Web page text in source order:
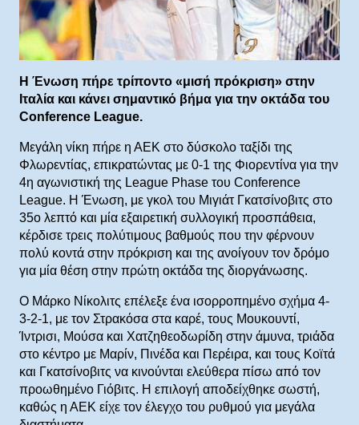
Η Ένωση πήρε τρίποντο «μισή πρόκριση» στην
Ιταλία και κάνει σημαντικό βήμα για την οκτάδα του
Conference League.
Μεγάλη νίκη πήρε η ΑΕΚ στο δύσκολο ταξίδι της
Φλωρεντίας, επικρατώντας με 0-1 της Φιορεντίνα για την
4η αγωνιστική της League Phase του Conference
League. Η Ένωση, με γκολ του Μιγιάτ Γκατσίνοβιτς στο
35ο λεπτό και μία εξαιρετική συλλογική προσπάθεια,
κέρδισε τρεις πολύτιμους βαθμούς που την φέρνουν
πολύ κοντά στην πρόκριση και της ανοίγουν τον δρόμο
για μία θέση στην πρώτη οκτάδα της διοργάνωσης.
Ο Μάρκο Νίκολιτς επέλεξε ένα ισορροπημένο σχήμα 4-
3-2-1, με τον Στρακόσα στα καρέ, τους Μουκουντί,
Ίντρισι, Μούσα και Χατζηθεοδωρίδη στην άμυνα, τριάδα
στο κέντρο με Μαρίν, Πινέδα και Περέιρα, και τους Κοϊτά
και Γκατσίνοβιτς να κινούνται ελεύθερα πίσω από τον
προωθημένο Γιόβιτς. Η επιλογή αποδείχθηκε σωστή,
καθώς η ΑΕΚ είχε τον έλεγχο του ρυθμού για μεγάλα